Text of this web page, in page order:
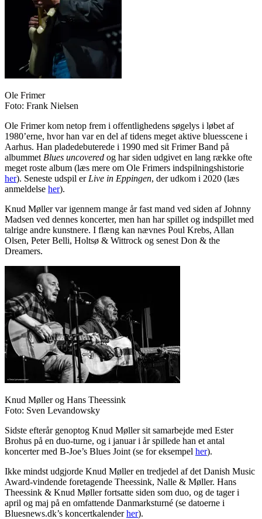
Ole Frimer
Foto: Frank Nielsen
Ole Frimer kom netop frem i offentlighedens søgelys i løbet af
1980’erne, hvor han var en del af tidens meget aktive bluesscene i
Aarhus. Han pladedebuterede i 1990 med sit Frimer Band på
albummet Blues uncovered og har siden udgivet en lang række ofte
meget roste album (læs mere om Ole Frimers indspilningshistorie
her). Seneste udspil er Live in Eppingen, der udkom i 2020 (læs
anmeldelse her).
Knud Møller var igennem mange år fast mand ved siden af Johnny
Madsen ved dennes koncerter, men han har spillet og indspillet med
talrige andre kunstnere. I flæng kan nævnes Poul Krebs, Allan
Olsen, Peter Belli, Holtsø & Wittrock og senest Don & the
Dreamers.
Knud Møller og Hans Theessink
Foto: Sven Levandowsky
Sidste efterår genoptog Knud Møller sit samarbejde med Ester
Brohus på en duo-turne, og i januar i år spillede han et antal
koncerter med B-Joe’s Blues Joint (se for eksempel her).
Ikke mindst udgjorde Knud Møller en tredjedel af det Danish Music
Award-vindende foretagende Theessink, Nalle & Møller. Hans
Theessink & Knud Møller fortsatte siden som duo, og de tager i
april og maj på en omfattende Danmarksturné (se datoerne i
Bluesnews.dk’s koncertkalenderher).